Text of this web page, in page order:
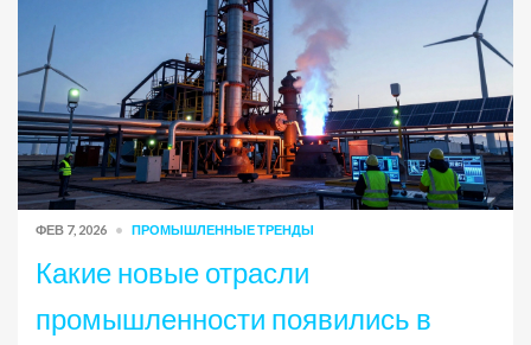
ФЕВ 7, 2026 ПРОМЫШЛЕННЫЕ ТРЕНДЫ
Какие новые отрасли
промышленности появились в